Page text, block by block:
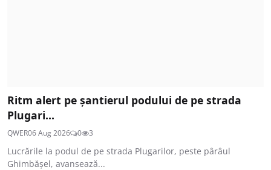
Ritm alert pe șantierul podului de pe strada
Plugari...
QWER06 Aug 2026 0 3
Lucrările la podul de pe strada Plugarilor, peste pârâul
Ghimbășel, avansează...